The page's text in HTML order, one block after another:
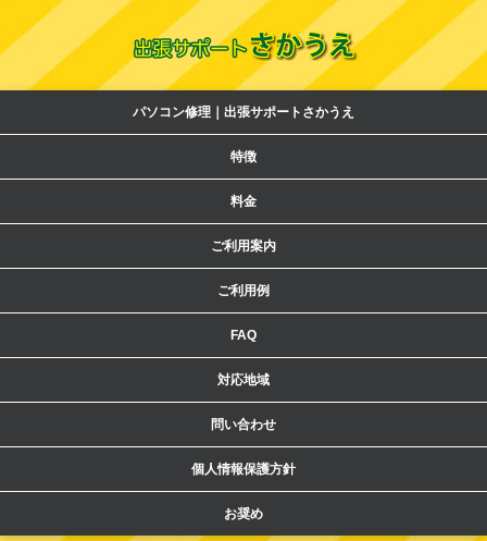
パソコン修理｜出張サポートさかうえ
特徴
料金
ご利用案内
ご利用例
FAQ
対応地域
問い合わせ
個人情報保護方針
お奨め